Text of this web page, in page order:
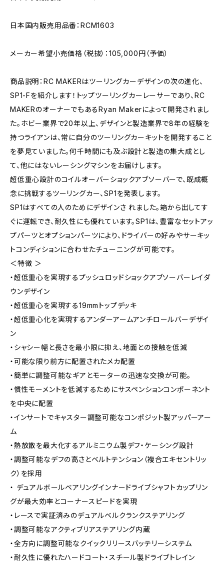
日本国内販売用品番：RCM1603
メーカー希望小売価格（税抜）：105,000円（予価）
商品説明：RC MAKERはツーリングカーデザインの次の進化、
SP1-Fを紹介します！トップツーリングカーレーサーであり、RC
MAKERのオーナーでもあるRyan Makerによって開発されまし
た。ホビー業界で20年以上、デザインと製造業界で8年の経験を
持つライアンは、常に自分のツーリングカーキットを開発すること
を夢見ていました。何千時間にも及ぶ設計と製造の集大成とし
て、他にはないレーシングマシンをお届けします。
超低重心設計のコイルオーバーショックアブソーバーで、既成概
念に挑戦するツーリングカー、SP1を発表します。
SP1はすべての人のためにデザインさ れました。箱から出してす
ぐに運転でき、耐久性にも優れています。SP1は、豊富なセットアッ
プパーツとオプションパーツにより、ドライバーの好みやサーキッ
トコンディションに合わせたチューニングが可能です。
＜特徴 ＞
・超低重心を実現するプッシュロッドショックアブソーバーレイダ
ウンデザイン
・超低重心を実現する19mmトップデッキ
・超低重心化を実現するアンダーアームアンチロールバーデザイ
ン
・シャシー幅と長さを最小限に抑え、地面との接触を低減
・可能な限り前方に配置されたメカ配置
・簡単に調整可能なギアとモーターの迅速な交換が可能。
・慣性モーメントを低減するためにサスペンションコンポーネント
を中央に配置
・インサートでキャスター調整可能なコンポジット製アッパーアー
ム
・熱放散を最大化するアルミニウム製デフ・ケーシング設計
・調整可能なデフの高さとベルトテンション（複合エキセントリッ
ク）を採用
・ デュアルボールベアリングインナードライブシャフトカップリン
グが最大効率とコーナースピードを実現
・レースで実証済みのデュアルベルクランクステアリング
・調整可能なアクティブリアステアリング内蔵
・全方向に調整可能なクイックリリースバッテリーシステム
・耐久性に優れたハードコート・スチール製ドライブトレイン